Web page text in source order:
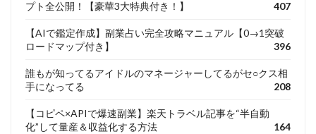
プト全公開！【豪華3大特典付き！】
407
【AIで鑑定作成】副業占い完全攻略マニュアル【0→1突破
ロードマップ付き】
396
誰もが知ってるアイドルのマネージャーしてるがセ○クス相
手になってる
208
【コピペ×APIで爆速副業】楽天トラベル記事を“半自動
化”して量産＆収益化する方法
164